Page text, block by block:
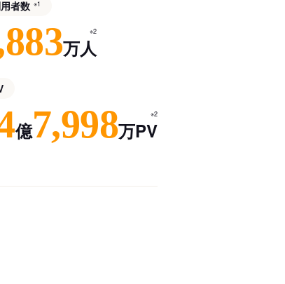
者数 ※1
万人
※2
億7,998万PV
※2